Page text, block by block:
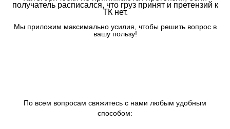
получатель расписался, что груз принят и претензий к
ТК нет.
Мы приложим максимально усилия, чтобы решить вопрос в
вашу пользу!
По всем вопросам свяжитесь с нами любым удобным
способом: